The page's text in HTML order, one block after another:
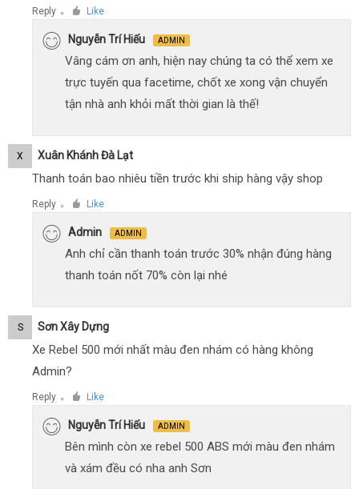
Reply ● Like
Nguyễn Trí Hiếu ADMIN
Vâng cám ơn anh, hiện nay chúng ta có thể xem xe
trực tuyến qua facetime, chốt xe xong vận chuyển
tận nhà anh khỏi mất thời gian là thế!
X Xuân Khánh Đà Lạt
Thanh toán bao nhiêu tiền trước khi ship hàng vậy shop
Reply ● Like
Admin ADMIN
Anh chỉ cần thanh toán trước 30% nhận đúng hàng
thanh toán nốt 70% còn lại nhé
S Sơn Xây Dựng
Xe Rebel 500 mới nhất màu đen nhám có hàng không
Admin?
Reply ● Like
Nguyễn Trí Hiếu ADMIN
Bên mình còn xe rebel 500 ABS mới màu đen nhám
và xám đều có nha anh Sơn